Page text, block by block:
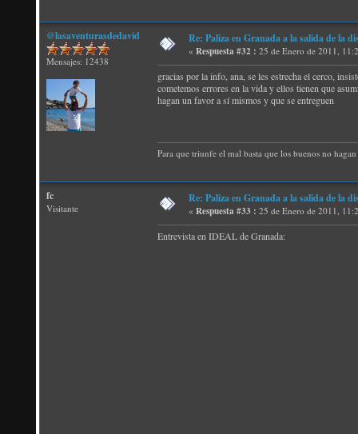
@lasaventurasdedavid
Mensajes: 12438
Re: Paliza en Granada a la salida de la
« Respuesta #32 : 25 de Enero de 2011,
gracias por la info, ana, se les estrecha el cerco,
cometemos errores en la vida y ellos tienen que
hagan un favor a sí mismos y que se entreguen
Para que triunfe el mal basta que los buenos no
fc
Visitante
Re: Paliza en Granada a la salida de la
« Respuesta #33 : 25 de Enero de 2011,
Entrevista en IDEAL de Granada: